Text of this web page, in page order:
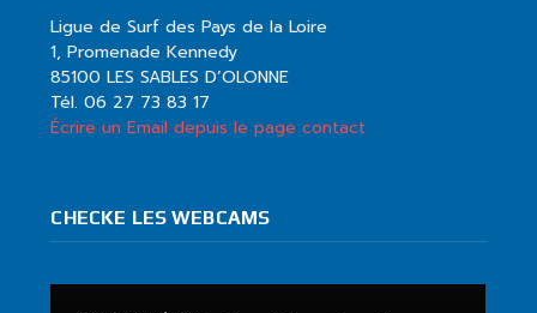
Ligue de Surf des Pays de la Loire
1, Promenade Kennedy
85100 LES SABLES D’OLONNE
Tél. 06 27 73 83 17
Écrire un Email depuis le page contact
CHECKE LES WEBCAMS